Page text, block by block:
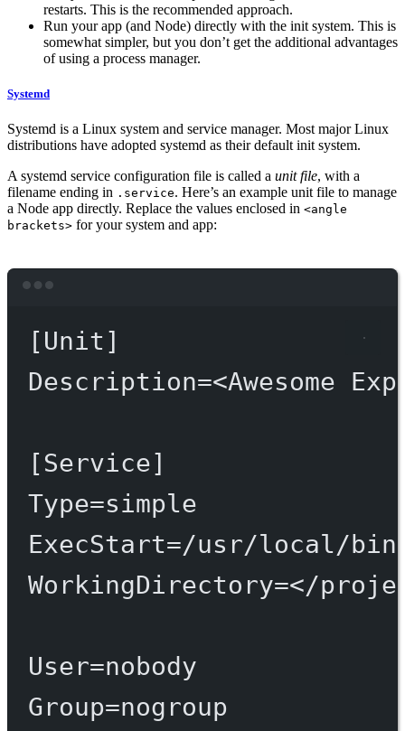
restarts. This is the recommended approach.
Run your app (and Node) directly with the init system. This is
somewhat simpler, but you don’t get the additional advantages
of using a process manager.
Systemd
Systemd is a Linux system and service manager. Most major Linux
distributions have adopted systemd as their default init system.
A systemd service configuration file is called a unit file, with a
filename ending in .service. Here’s an example unit file to manage
a Node app directly. Replace the values enclosed in <angle
brackets> for your system and app:
[Unit]
Description=<Awesome
[Service]
Type=simple
ExecStart=/usr/local/bin/
WorkingDirectory=</
User=nobody
Group=nogroup